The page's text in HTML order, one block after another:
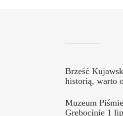
Brześć
historią, warto
Muzeum
Grębocinie 1